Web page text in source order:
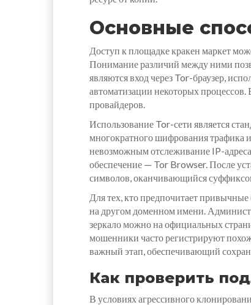
Основные
Доступ к площадке кракен маркет
Понимание различий между ними
являются вход через Tor-браузер,
автоматизации некоторых
провайдеров.
Использование Tor-сети является
многократного шифрования трафика
невозможным отслеживание IP-
обеспечение — Tor Browser. После
символов, оканчивающийся
Для тех, кто предпочитает
на другом доменном имени.
зеркало можно на официальных
мошенники часто регистрируют
важный этап, обеспечивающий
Как проверить
В условиях агрессивного